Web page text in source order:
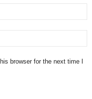
browser for the next time I